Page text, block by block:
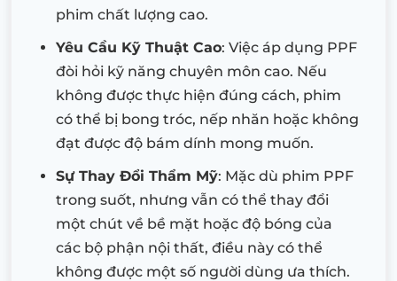
phim chất lượng cao.
Yêu Cầu Kỹ Thuật Cao: Việc áp dụng PPF
đòi hỏi kỹ năng chuyên môn cao. Nếu
không được thực hiện đúng cách, phim
có thể bị bong tróc, nếp nhăn hoặc không
đạt được độ bám dính mong muốn.
Sự Thay Đổi Thẩm Mỹ: Mặc dù phim PPF
trong suốt, nhưng vẫn có thể thay đổi
một chút về bề mặt hoặc độ bóng của
các bộ phận nội thất, điều này có thể
không được một số người dùng ưa thích.